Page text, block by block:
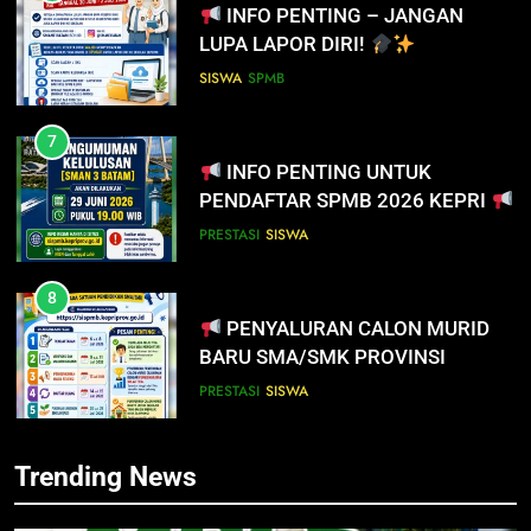
INFO PENTING – JANGAN
LUPA LAPOR DIRI!
SISWA SPMB
7
INFO PENTING UNTUK
PENDAFTAR SPMB 2026 KEPRI
PRESTASI SISWA
8
PENYALURAN CALON MURID
BARU SMA/SMK PROVINSI
KEPULAUAN RIAU 2026
PRESTASI SISWA
Trending News
5
PENGUMUMAN TIDAK PERLU
DATANG KE SEKOLAH CUKUP
INFO PENTING – JANGAN
LUPA LAPOR DIRI!
7
INFO PENTING UNTUK
PENDAFTAR SPMB 2026 KEPRI
8